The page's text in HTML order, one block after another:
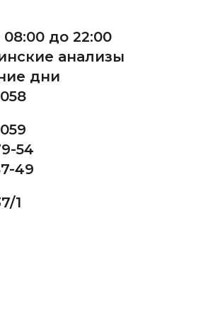
до 22:00
анализы
дни
54
49
1